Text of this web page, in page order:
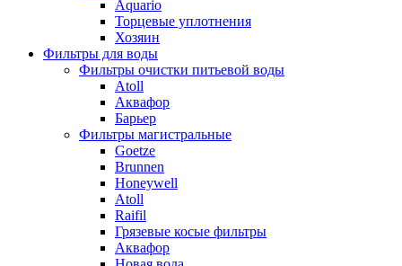
Aquario
Торцевые уплотнения
Хозяин
Фильтры для воды
Фильтры очистки питьевой воды
Atoll
Аквафор
Барьер
Фильтры магистральные
Goetze
Brunnen
Honeywell
Atoll
Raifil
Грязевые косые фильтры
Аквафор